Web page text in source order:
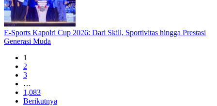
E-Sports Kapolri Cup 2026: Dari Skill, Sportivitas hingga Prestasi
Generasi Muda
1
2
3
…
1,083
Berikutnya